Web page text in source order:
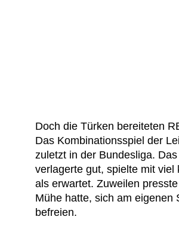
Doch die Türken bereiteten
Das Kombinationsspiel der
zuletzt in der Bundesliga.
verlagerte gut, spielte mit
als erwartet. Zuweilen
Mühe hatte, sich am eigenen
befreien.